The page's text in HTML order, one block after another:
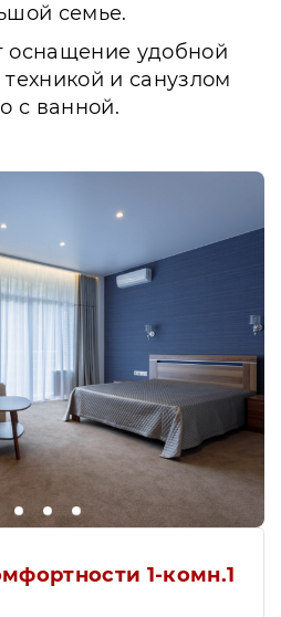
семье.
оснащение удобной
и санузлом
с ванной.
1-комн.1